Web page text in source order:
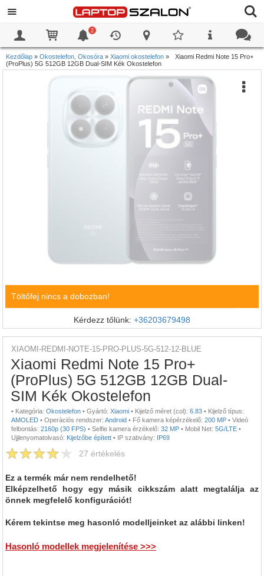
2
Kezdőlap » Okostelefon, Okosóra » Xiaomi okostelefon »
Xiaomi Redmi Note 15 Pro+
(ProPlus) 5G 512GB 12GB Dual-SIM Kék Okostelefon
Töltőfej nincs a dobozban!
Kérdezz tőlünk: +36203679498
XIAOMI-REDMI-NOTE-15-PRO-PLUS-5G-512-12-BLUE
Xiaomi Redmi Note 15 Pro+
(ProPlus) 5G 512GB 12GB Dual-
SIM Kék Okostelefon
• Kategória: Okostelefon • Gyártó: Xiaomi • Kijelző méret (col): 6.83 • Kijelző típus:
AMOLED • Operációs rendszer: Android • Fő kamera képérzékelő: 200 MP • Videó
felbontás: 2160p (30 FPS) • Selfie kamera érzékelő: 32 MP • Mobil Net: 5G/LTE •
Ujjlenyomatolvasó: Kijelzőbe épített • IP szabvány: IP69
27 értékelés
Ez a termék már nem rendelhető!
Elképzelhető hogy egy másik cikkszám alatt megtalálja az
önnek megfelelő konfigurációt!
Kérem tekintse meg hasonló modelljeinket az alábbi linken!
Hasonló modellek megjelenítése >>>
0
0